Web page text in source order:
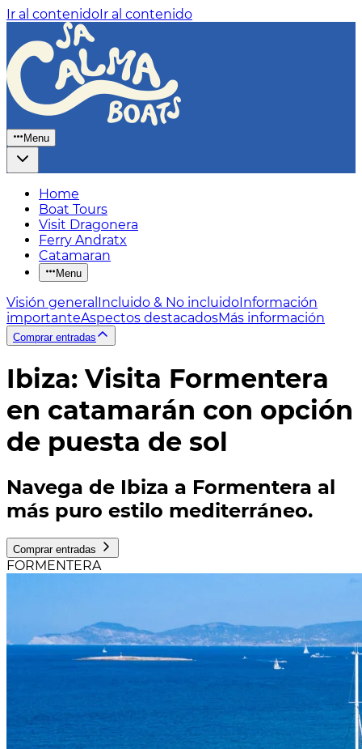
Ir al contenidoIr al contenido
Menu
Home
Boat Tours
Visit Dragonera
Ferry Andratx
Catamaran
Menu
Visión general Incluido & No incluidoInformación
importanteAspectos destacadosMás información
Comprar entradas
Ibiza: Visita Formentera
en catamarán con opción
de puesta de sol
Navega de Ibiza a Formentera al
más puro estilo mediterráneo.
Comprar entradas
FORMENTERA